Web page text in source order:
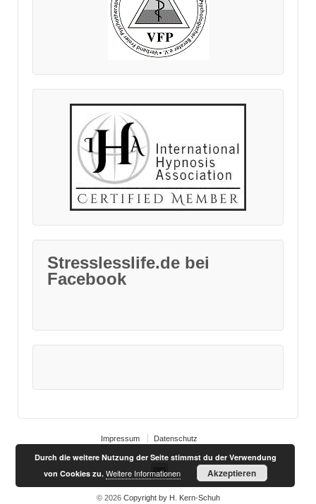
Stresslesslife.de bei
Facebook
Impressum Datenschutz
© 2026Copyright by H. Kern-Schuh
Durch die weitere Nutzung der Seite stimmst du der Verwendung
von Cookies zu. Weitere Informationen Akzeptieren